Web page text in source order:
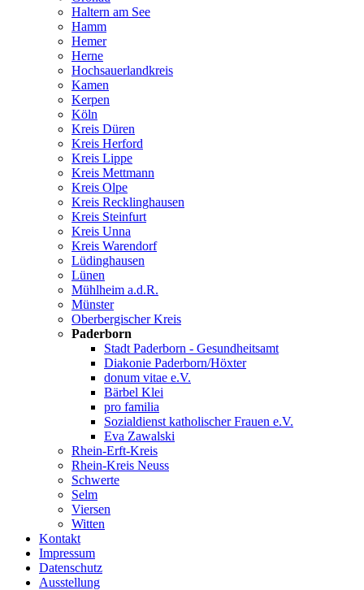
Haltern am See
Hamm
Hemer
Herne
Hochsauerlandkreis
Kamen
Kerpen
Köln
Kreis Düren
Kreis Herford
Kreis Lippe
Kreis Mettmann
Kreis Olpe
Kreis Recklinghausen
Kreis Steinfurt
Kreis Unna
Kreis Warendorf
Lüdinghausen
Lünen
Mühlheim a.d.R.
Münster
Oberbergischer Kreis
Paderborn
Stadt Paderborn - Gesundheitsamt
Diakonie Paderborn/Höxter
donum vitae e.V.
Bärbel Klei
pro familia
Sozialdienst katholischer Frauen e.V.
Eva Zawalski
Rhein-Erft-Kreis
Rhein-Kreis Neuss
Schwerte
Selm
Viersen
Witten
Kontakt
Impressum
Datenschutz
Ausstellung